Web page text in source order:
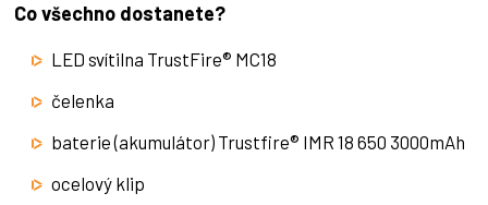
Co všechno dostanete?
LED svítilna TrustFire® MC18
čelenka
baterie (akumulátor) Trustfire® IMR 18 650 3000mAh
ocelový klip